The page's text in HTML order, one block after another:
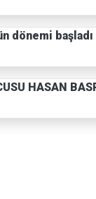
dönemi başladı
HASAN